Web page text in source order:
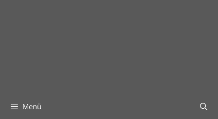
Menü